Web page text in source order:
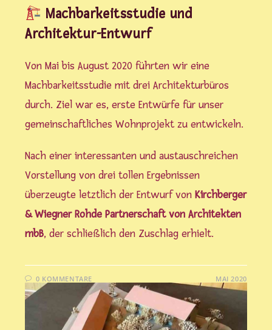
Machbarkeitsstudie und
Architektur-Entwurf
Von Mai bis August 2020 führten wir eine
Machbarkeitsstudie mit drei Architekturbüros
durch. Ziel war es, erste Entwürfe für unser
gemeinschaftliches Wohnprojekt zu entwickeln.
Nach einer interessanten und austauschreichen
Vorstellung von drei tollen Ergebnissen
überzeugte letztlich der Entwurf vonKirchberger
& Wiegner Rohde Partnerschaft von Architekten
mbB, der schließlich den Zuschlag erhielt.
0 KOMMENTARE 1. MAI 2020